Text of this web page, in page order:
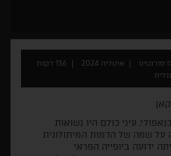
סורנטינו איטליה 2024
136 דקות
מאז שנולדה, בקיץ של 1950 בנאפולי, עיני כולם היו נשואות
על שמה של הדמות המיתולוגית
ידועה ביופייה הפראי